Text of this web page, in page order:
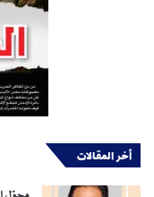
أخر المقالات